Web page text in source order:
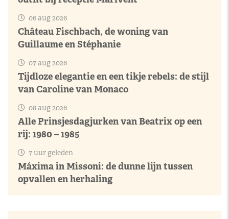
06 aug 2026
Château Fischbach, de woning van
Guillaume en Stéphanie
07 aug 2026
Tijdloze elegantie en een tikje rebels: de stijl
van Caroline van Monaco
08 aug 2026
Alle Prinsjesdagjurken van Beatrix op een
rij: 1980 – 1985
7 uur geleden
Máxima in Missoni: de dunne lijn tussen
opvallen en herhaling